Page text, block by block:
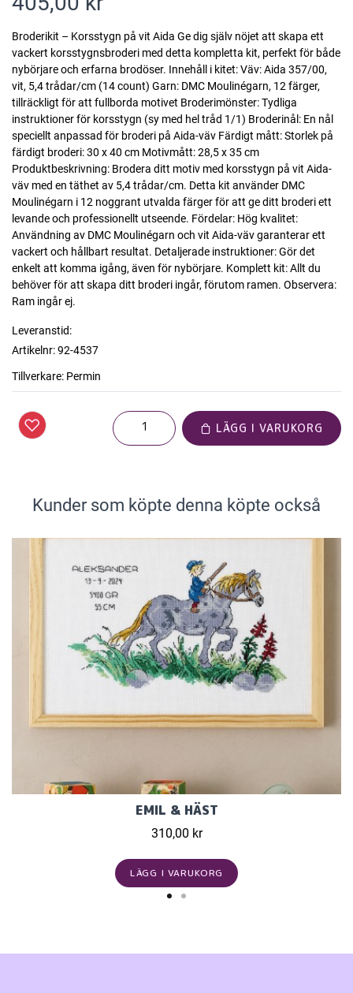
Broderikit – Korsstygn på vit Aida Ge dig själv nöjet att skapa ett
vackert korsstygnsbroderi med detta kompletta kit, perfekt för både
nybörjare och erfarna brodöser. Innehåll i kitet: Väv: Aida 357/00,
vit, 5,4 trådar/cm (14 count) Garn: DMC Moulinégarn, 12 färger,
tillräckligt för att fullborda motivet Broderimönster: Tydliga
instruktioner för korsstygn (sy med hel tråd 1/1) Broderinål: En nål
speciellt anpassad för broderi på Aida-väv Färdigt mått: Storlek på
färdigt broderi: 30 x 40 cm Motivmått: 28,5 x 35 cm
Produktbeskrivning: Brodera ditt motiv med korsstygn på vit Aida-
väv med en täthet av 5,4 trådar/cm. Detta kit använder DMC
Moulinégarn i 12 noggrant utvalda färger för att ge ditt broderi ett
levande och professionellt utseende. Fördelar: Hög kvalitet:
Användning av DMC Moulinégarn och vit Aida-väv garanterar ett
vackert och hållbart resultat. Detaljerade instruktioner: Gör det
enkelt att komma igång, även för nybörjare. Komplett kit: Allt du
behöver för att skapa ditt broderi ingår, förutom ramen. Observera:
Ram ingår ej.
Leveranstid:
Artikelnr:92-4537
Tillverkare: Permin
LÄGG I VARUKORG
Kunder som köpte denna köpte också
EMIL & HÄST
310,00 kr
LÄGG I VARUKORG